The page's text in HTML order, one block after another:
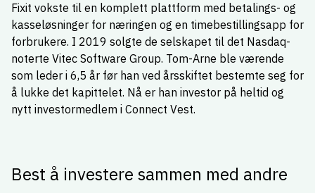
Fixit vokste til en komplett plattform med betalings- og
kasseløsninger for næringen og en timebestillingsapp for
forbrukere. I 2019 solgte de selskapet til det Nasdaq-
noterte Vitec Software Group. Tom-Arne ble værende
som leder i 6,5 år før han ved årsskiftet bestemte seg for
å lukke det kapittelet. Nå er han investor på heltid og
nytt investormedlem i Connect Vest.
Best å investere sammen med andre